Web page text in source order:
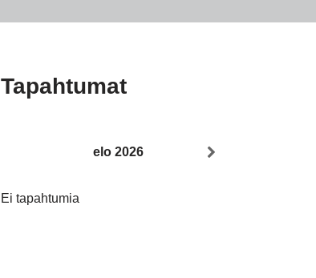
Tapahtumat
elo 2026
Ei tapahtumia